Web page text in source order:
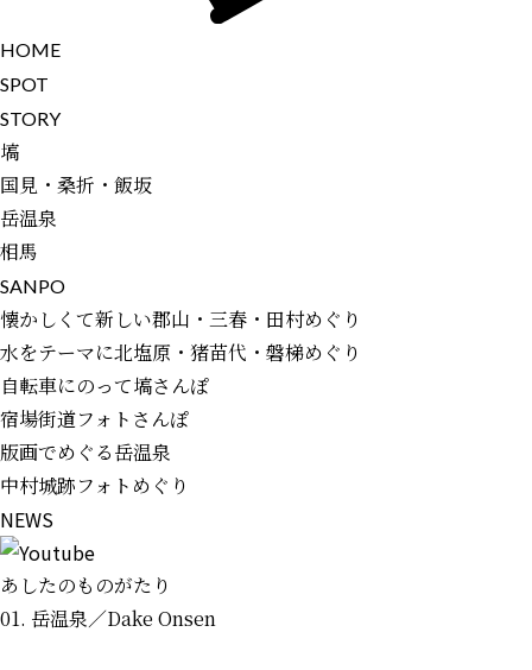
HOME
SPOT
STORY
塙
国見・桑折・飯坂
岳温泉
相馬
SANPO
懐かしくて新しい郡山・三春・田村めぐり
水をテーマに北塩原・猪苗代・磐梯めぐり
自転車にのって塙さんぽ
宿場街道フォトさんぽ
版画でめぐる岳温泉
中村城跡フォトめぐり
NEWS
あしたのものがたり
01. 岳温泉／Dake Onsen